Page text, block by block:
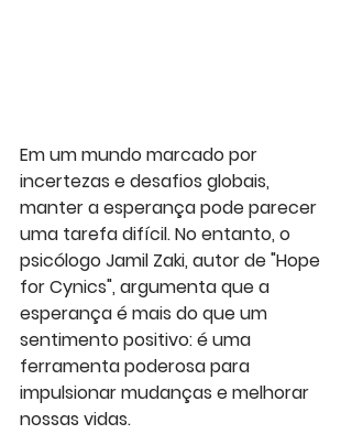
Em um mundo marcado por
incertezas e desafios globais,
manter a esperança pode parecer
uma tarefa difícil. No entanto, o
psicólogo Jamil Zaki, autor de "Hope
for Cynics", argumenta que a
esperança é mais do que um
sentimento positivo: é uma
ferramenta poderosa para
impulsionar mudanças e melhorar
nossas vidas.